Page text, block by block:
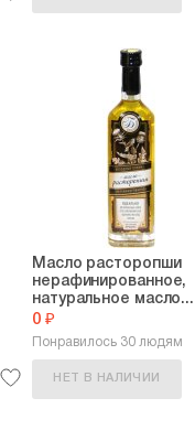
Масло расторопши
нерафинированное,
натуральное масло...
0 ₽
Понравилось 30 людям
НЕТ В НАЛИЧИИ